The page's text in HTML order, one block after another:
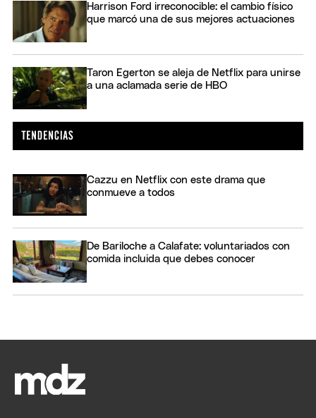
Harrison Ford irreconocible: el cambio físico
que marcó una de sus mejores actuaciones
Taron Egerton se aleja de Netflix para unirse
a una aclamada serie de HBO
Cazzu en Netflix con este drama que
conmueve a todos
De Bariloche a Calafate: voluntariados con
comida incluida que debes conocer